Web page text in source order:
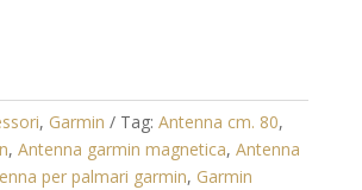
, Garmin Tag: Antenna cm. 80,
, Antenna garmin magnetica, Antenna
per palmari garmin, Garmin